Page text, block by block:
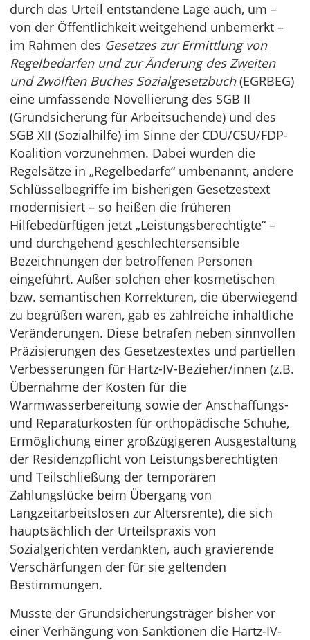
durch das Urteil entstandene Lage auch, um –
von der Öffentlichkeit weitgehend unbemerkt –
im Rahmen des Gesetzes zur Ermittlung von
Regelbedarfen und zur Änderung des Zweiten
und Zwölften Buches Sozialgesetzbuch(EGRBEG)
eine umfassende Novellierung des SGB II
(Grundsicherung für Arbeitsuchende) und des
SGB XII (Sozialhilfe) im Sinne der CDU/CSU/FDP-
Koalition vorzunehmen. Dabei wurden die
Regelsätze in „Regelbedarfe“ umbenannt, andere
Schlüsselbegriffe im bisherigen Gesetzestext
modernisiert – so heißen die früheren
Hilfebedürftigen jetzt „Leistungsberechtigte“ –
und durchgehend geschlechtersensible
Bezeichnungen der betroffenen Personen
eingeführt. Außer solchen eher kosmetischen
bzw. semantischen Korrekturen, die überwiegend
zu begrüßen waren, gab es zahlreiche inhaltliche
Veränderungen. Diese betrafen neben sinnvollen
Präzisierungen des Gesetzestextes und partiellen
Verbesserungen für Hartz-IV-Bezieher/innen (z.B.
Übernahme der Kosten für die
Warmwasserbereitung sowie der Anschaffungs-
und Reparaturkosten für orthopädische Schuhe,
Ermöglichung einer großzügigeren Ausgestaltung
der Residenzpflicht von Leistungsberechtigten
und Teilschließung der temporären
Zahlungslücke beim Übergang von
Langzeitarbeitslosen zur Altersrente), die sich
hauptsächlich der Urteilspraxis von
Sozialgerichten verdankten, auch gravierende
Verschärfungen der für sie geltenden
Bestimmungen.
Musste der Grundsicherungsträger bisher vor
einer Verhängung von Sanktionen die Hartz-IV-